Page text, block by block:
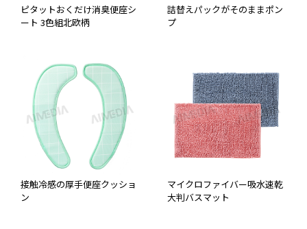
ピタットおくだけ消臭便座シ
ート 3色組北欧柄
詰替えパックがそのままポン
プ
接触冷感の厚手便座クッショ
ン
マイクロファイバー吸水速乾
大判バスマット